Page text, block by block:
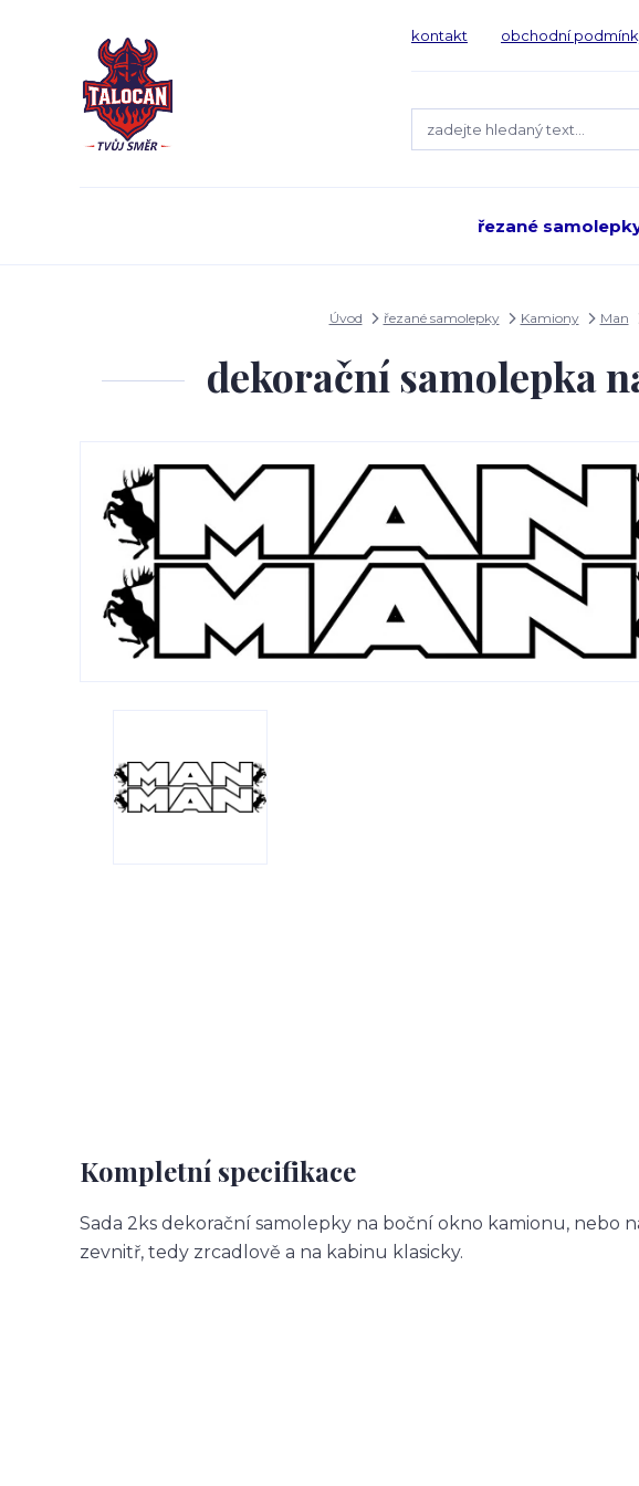
kontakt obchodní
řezané
Úvod řezané samolepky Kamiony Man
dekorační samolepka
Kompletní specifikace
Sada 2ks dekorační samolepky na boční okno kamionu, nebo
zevnitř, tedy zrcadlově a na kabinu klasicky.